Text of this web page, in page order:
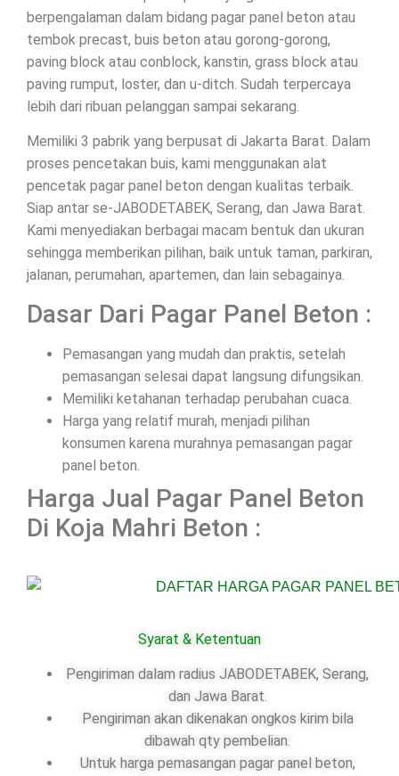
berpengalaman dalam bidang pagar panel beton atau
tembok precast, buis beton atau gorong-gorong,
paving block atau conblock, kanstin, grass block atau
paving rumput, loster, dan u-ditch. Sudah terpercaya
lebih dari ribuan pelanggan sampai sekarang.
Memiliki 3 pabrik yang berpusat di Jakarta Barat. Dalam
proses pencetakan buis, kami menggunakan alat
pencetak pagar panel beton dengan kualitas terbaik.
Siap antar se-JABODETABEK, Serang, dan Jawa Barat.
Kami menyediakan berbagai macam bentuk dan ukuran
sehingga memberikan pilihan, baik untuk taman, parkiran,
jalanan, perumahan, apartemen, dan lain sebagainya.
Dasar Dari Pagar Panel Beton :
Pemasangan yang mudah dan praktis, setelah
pemasangan selesai dapat langsung difungsikan.
Memiliki ketahanan terhadap perubahan cuaca.
Harga yang relatif murah, menjadi pilihan
konsumen karena murahnya pemasangan pagar
panel beton.
Harga Jual Pagar Panel Beton
Di Koja Mahri Beton :
Syarat & Ketentuan
Pengiriman dalam radius JABODETABEK, Serang,
dan Jawa Barat.
Pengiriman akan dikenakan ongkos kirim bila
dibawah qty pembelian.
Untuk harga pemasangan pagar panel beton,